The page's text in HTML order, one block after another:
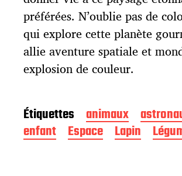
o
n
préférées. N’oublie pas de
qui explore cette planète
allie aventure spatiale et
explosion de couleur.
Étiquettes animaux
enfant
Espace Lapin